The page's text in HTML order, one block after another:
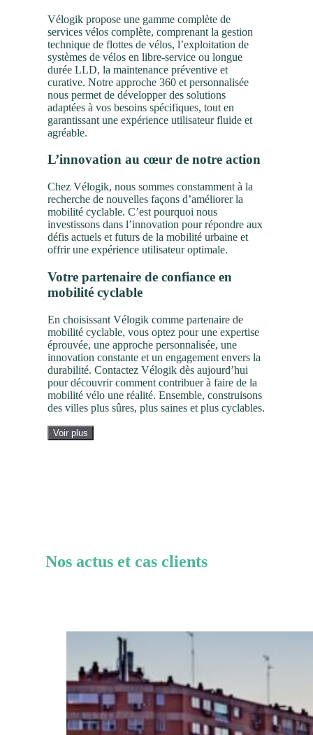
Vélogik propose une gamme complète de
services vélos complète, comprenant la gestion
technique de flottes de vélos, l’exploitation de
systèmes de vélos en libre-service ou longue
durée LLD, la maintenance préventive et
curative. Notre approche 360 et personnalisée
nous permet de développer des solutions
adaptées à vos besoins spécifiques, tout en
garantissant une expérience utilisateur fluide et
agréable.
L’innovation au cœur de notre action
Chez Vélogik, nous sommes constamment à la
recherche de nouvelles façons d’améliorer la
mobilité cyclable. C’est pourquoi nous
investissons dans l’innovation pour répondre aux
défis actuels et futurs de la mobilité urbaine et
offrir une expérience utilisateur optimale.
Votre partenaire de confiance en
mobilité cyclable
En choisissant Vélogik comme partenaire de
mobilité cyclable, vous optez pour une expertise
éprouvée, une approche personnalisée, une
innovation constante et un engagement envers la
durabilité. Contactez Vélogik dès aujourd’hui
pour découvrir comment contribuer à faire de la
mobilité vélo une réalité. Ensemble, construisons
des villes plus sûres, plus saines et plus cyclables.
Voir plus
Nos actus et cas clients